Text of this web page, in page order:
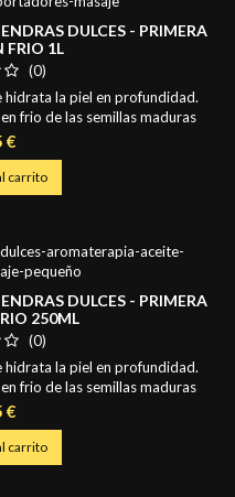
DULCES - PRIMERA
FRIO 1L
(0)
hidrata la piel en profundidad.
frio de las semillas maduras
y Aromaterapia, favorece la
Propiedades Cosméticas: -
a la Piel - Gran
Aplicar...
€
carrito
DULCES - PRIMERA
250ML
(0)
hidrata la piel en profundidad.
frio de las semillas maduras
y Aromaterapia, favorece la
Propiedades Cosméticas: -
a la Piel - Gran
Aplicar...
€
carrito